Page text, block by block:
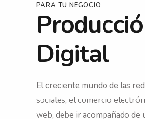
PARA TU NEGOCIO
Digital
El creciente mundo de las
sociales, el comercio
web, debe ir acompañado de